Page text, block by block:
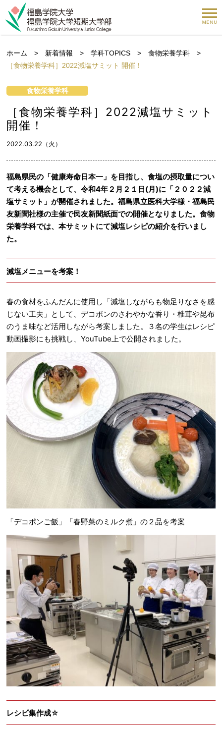
ホーム > 新着情報 >学科TOPICS >食物栄養学科 >
［食物栄養学科］2022減塩サミット 開催！
食物栄養学科
［食物栄養学科］2022減塩サミット
開催！
2022.03.22（火）
福島県民の「健康寿命日本一」を目指し、食塩の摂取量につい
て考える機会として、令和4年２月２１日(月)に「２０２２減
塩サミット」が開催されました。福島県立医科大学様・福島民
友新聞社様の主催で民友新聞紙面での開催となりました。食物
栄養学科では、本サミットにて減塩レシピの紹介を行いまし
た。
減塩メニューを考案！
春の食材をふんだんに使用し「減塩しながらも物足りなさを感
じない工夫」として、デコポンのさわやかな香り・椎茸や昆布
のうま味など活用しながら考案しました。３名の学生はレシピ
動画撮影にも挑戦し、YouTube上で公開されました。
「デコポンご飯」「春野菜のミルク煮」の２品を考案
レシピ集作成☆